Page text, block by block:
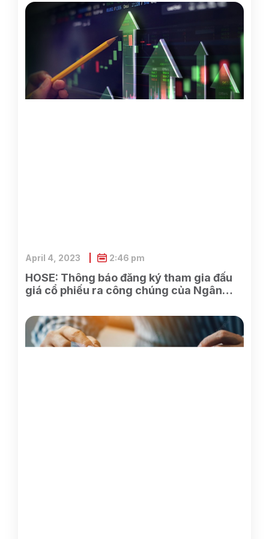
HOSE: Thông báo đăng ký tham gia đấu
giá cổ phiếu ra công chúng của Ngân
April 4, 2023 2:46 pm